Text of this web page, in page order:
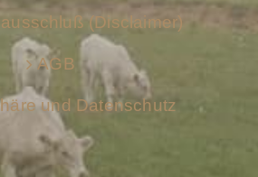
(Disclaimer)
AGB
und Datenschutz